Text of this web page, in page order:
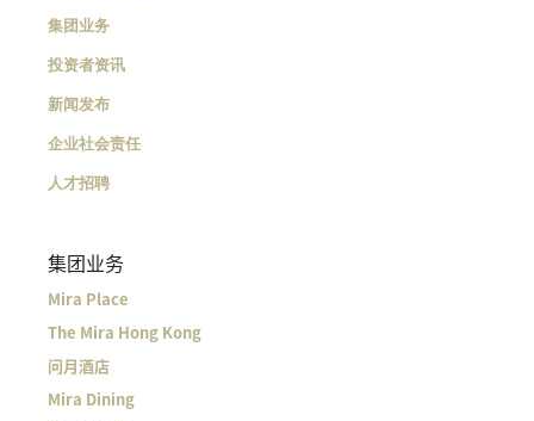
集团业务
投资者资讯
新闻发布
企业社会责任
人才招聘
集团业务
Mira Place
The Mira Hong Kong
问月酒店
Mira Dining